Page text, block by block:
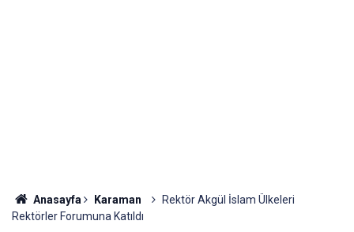
Anasayfa Karaman
Rektör Akgül İslam Ülkeleri
Rektörler Forumuna Katıldı